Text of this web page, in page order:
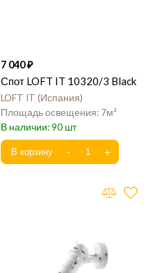
7 040
Спот LOFT IT 10320/3 Black
LOFT IT Испания
7
90